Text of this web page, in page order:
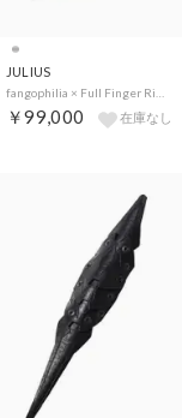
JULIUS
￥99,000 在庫なし